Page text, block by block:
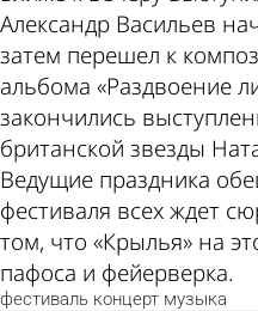
Александр Васильев
затем перешел к
альбома «Раздвоение
закончились
британской звезды
Ведущие праздника
фестиваля всех ждет
том, что «Крылья» на
пафоса и фейерверка.
фестиваль концерт музыка